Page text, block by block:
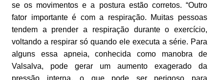
se os movimentos e a postura estão corretos. “Outro
fator importante é com a respiração. Muitas pessoas
tendem a prender a respiração durante o exercício,
voltando a respirar só quando ele executa a série. Para
alguns essa apneia, conhecida como manobra de
Valsalva, pode gerar um aumento exagerado da